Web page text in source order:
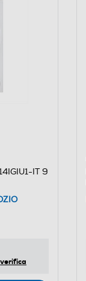
IT 9
verifica